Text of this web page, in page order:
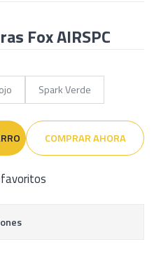
Fox AIRSPC
Spark Verde
COMPRAR AHORA